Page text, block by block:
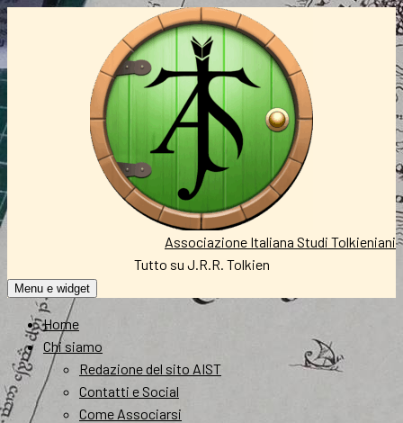
Vai
al
Associazione Italiana Studi Tolkieniani
Tutto su J.R.R. Tolkien
Menu e widget
Home
Chi siamo
Redazione del sito AIST
Contatti e Social
Come Associarsi